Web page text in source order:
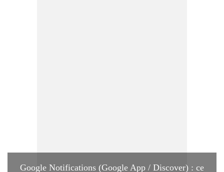
Google Notifications (Google App / Discover) : ce